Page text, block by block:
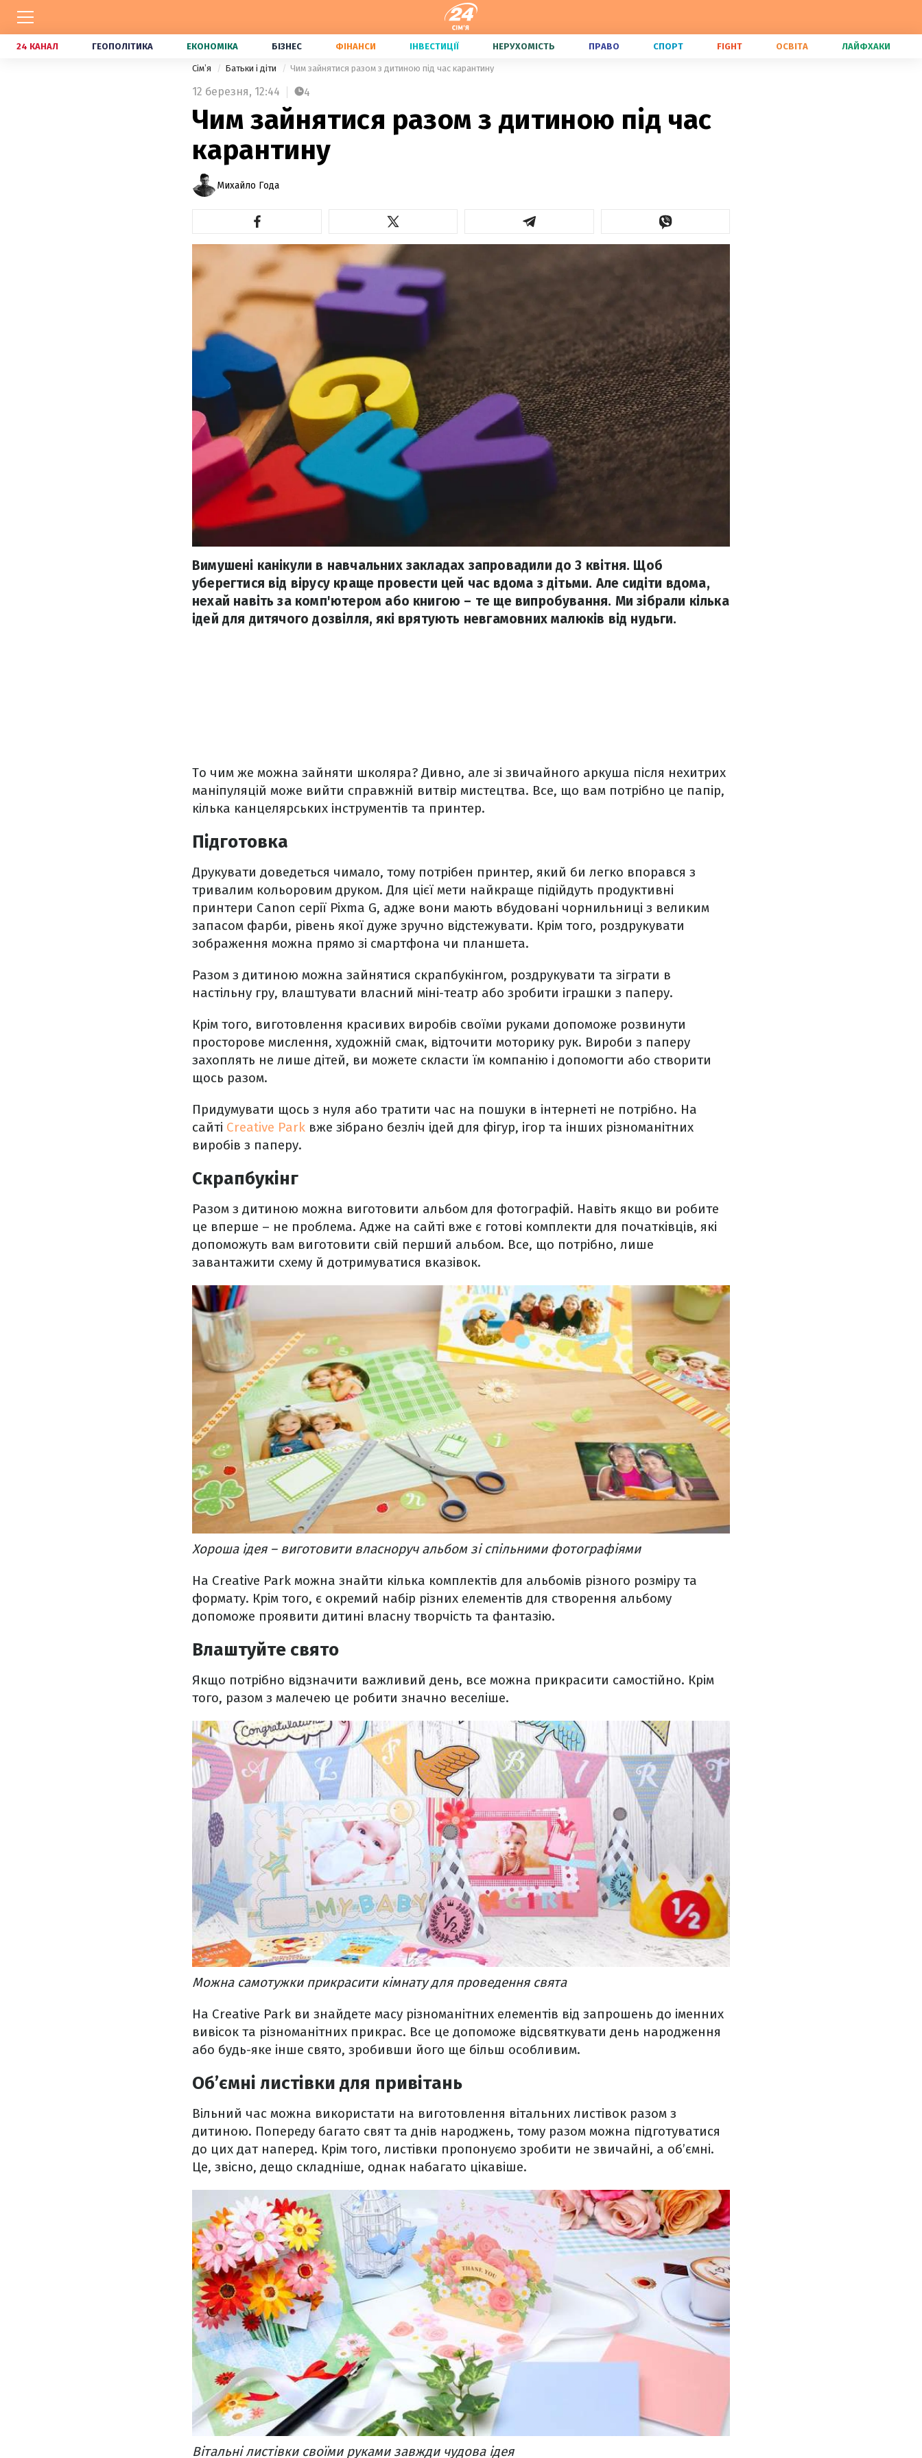
24 КАНАЛ ГЕОПОЛІТИКА ЕКОНОМІКА БІЗНЕС ФІНАНСИ ІНВЕСТИЦІЇ НЕРУХОМІСТЬ ПРАВО СПОРТ FIGHT ОСВІТА ЛАЙФХАКИ
Сімʼя Батьки і діти Чим зайнятися разом з дитиною під час карантину
12 березня, 12:44 4
Чим зайнятися разом з дитиною під час
карантину
Михайло Года
Вимушені канікули в навчальних закладах запровадили до 3 квітня. Щоб
уберегтися від вірусу краще провести цей час вдома з дітьми. Але сидіти вдома,
нехай навіть за комп'ютером або книгою – те ще випробування. Ми зібрали кілька
ідей для дитячого дозвілля, які врятують невгамовних малюків від нудьги.
То чим же можна зайняти школяра? Дивно, але зі звичайного аркуша після нехитрих
маніпуляцій може вийти справжній витвір мистецтва. Все, що вам потрібно це папір,
кілька канцелярських інструментів та принтер.
Підготовка
Друкувати доведеться чимало, тому потрібен принтер, який би легко впорався з
тривалим кольоровим друком. Для цієї мети найкраще підійдуть продуктивні
принтери Canon серії Pixma G, адже вони мають вбудовані чорнильниці з великим
запасом фарби, рівень якої дуже зручно відстежувати. Крім того, роздрукувати
зображення можна прямо зі смартфона чи планшета.
Разом з дитиною можна зайнятися скрапбукінгом, роздрукувати та зіграти в
настільну гру, влаштувати власний міні-театр або зробити іграшки з паперу.
Крім того, виготовлення красивих виробів своїми руками допоможе розвинути
просторове мислення, художній смак, відточити моторику рук. Вироби з паперу
захоплять не лише дітей, ви можете скласти їм компанію і допомогти або створити
щось разом.
Придумувати щось з нуля або тратити час на пошуки в інтернеті не потрібно. На
сайті Creative Park вже зібрано безліч ідей для фігур, ігор та інших різноманітних
виробів з паперу.
Скрапбукінг
Разом з дитиною можна виготовити альбом для фотографій. Навіть якщо ви робите
це вперше – не проблема. Адже на сайті вже є готові комплекти для початківців, які
допоможуть вам виготовити свій перший альбом. Все, що потрібно, лише
завантажити схему й дотримуватися вказівок.
Хороша ідея – виготовити власноруч альбом зі спільними фотографіями
На Creative Park можна знайти кілька комплектів для альбомів різного розміру та
формату. Крім того, є окремий набір різних елементів для створення альбому
допоможе проявити дитині власну творчість та фантазію.
Влаштуйте свято
Якщо потрібно відзначити важливий день, все можна прикрасити самостійно. Крім
того, разом з малечею це робити значно веселіше.
Можна самотужки прикрасити кімнату для проведення свята
На Creative Park ви знайдете масу різноманітних елементів від запрошень до іменних
вивісок та різноманітних прикрас. Все це допоможе відсвяткувати день народження
або будь-яке інше свято, зробивши його ще більш особливим.
Об’ємні листівки для привітань
Вільний час можна використати на виготовлення вітальних листівок разом з
дитиною. Попереду багато свят та днів народжень, тому разом можна підготуватися
до цих дат наперед. Крім того, листівки пропонуємо зробити не звичайні, а об’ємні.
Це, звісно, дещо складніше, однак набагато цікавіше.
Вітальні листівки своїми руками завжди чудова ідея